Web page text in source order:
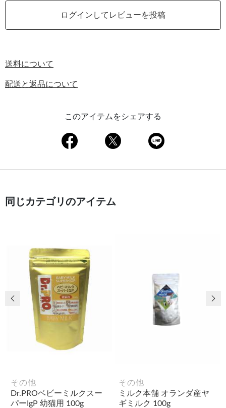
ログインしてレビューを投稿
送料について
配送と返品について
このアイテムをシェアする
同じカテゴリのアイテム
その他
Dr.PROベビーミルクスー
パーIgP 幼猫用 100g
その他
ミルク本舗 オランダ産ヤ
ギミルク 100g
前の画像 次